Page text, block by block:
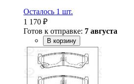
Осталось 1 шт.
1 170 ₽
Готов к отправке: 7 августа
В корзину